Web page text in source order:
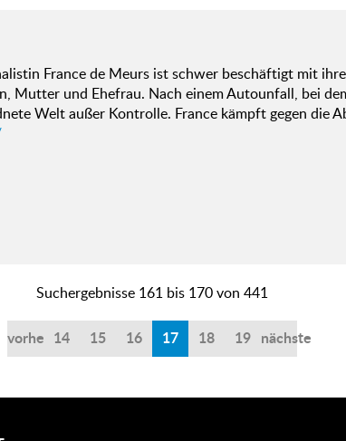
France de Meurs ist schwer beschäftigt mit
Mutter und Ehefrau. Nach einem Autounfall, bei
Welt außer Kontrolle. France kämpft gegen die
Suchergebnisse 161 bis 170 von 441
vorherige
14 15 16 17 18 19 nächste